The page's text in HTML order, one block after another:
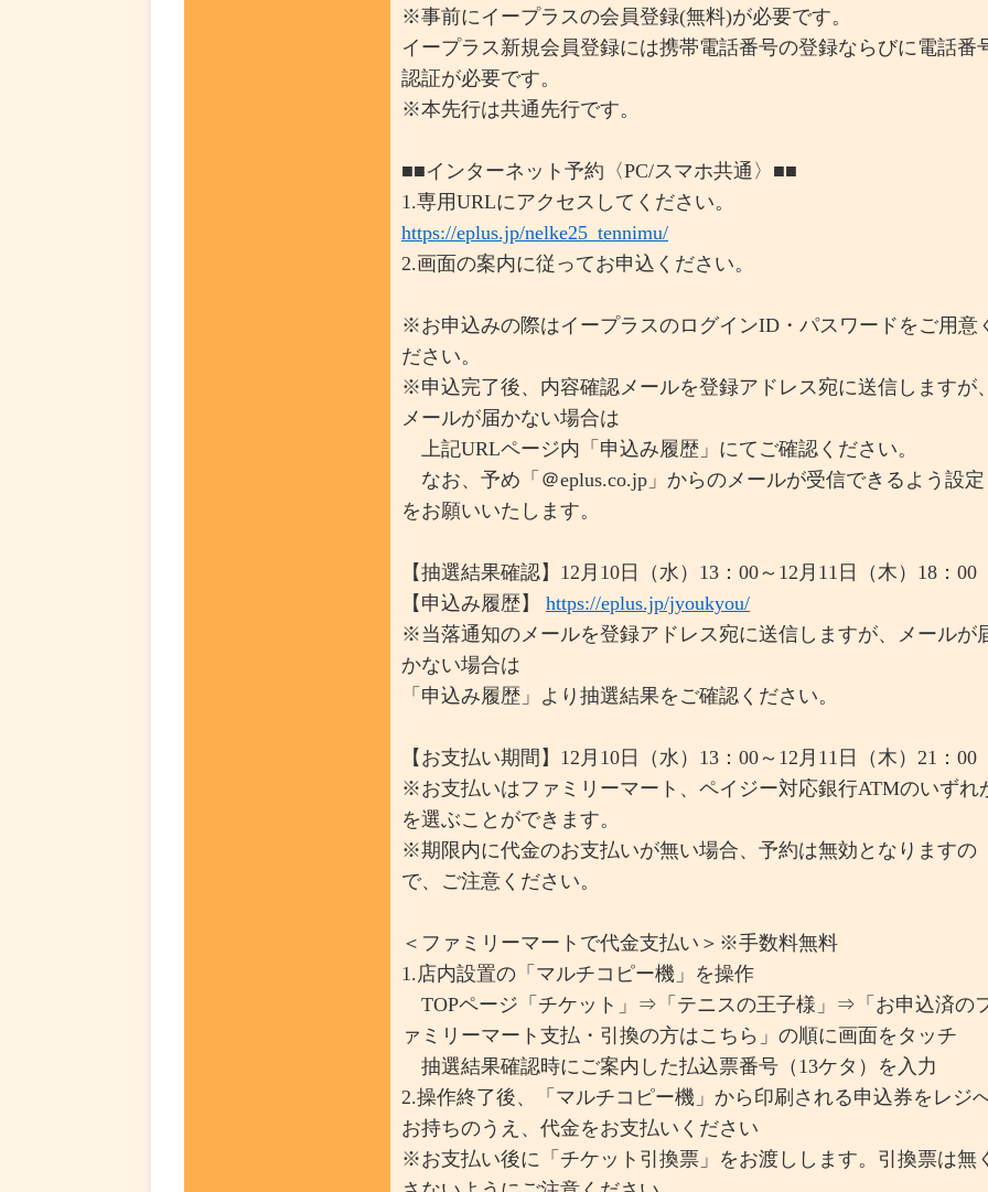
※事前にイープラスの会員登録(無料)が必要です。
イープラス新規会員登録には携帯電話番号の登録ならびに電話番
認証が必要です。
※本先行は共通先行です。
■■インターネット予約〈PC/スマホ共通〉■■
1.専用URLにアクセスしてください。
https://eplus.jp/nelke25_tennimu/
2.画面の案内に従ってお申込ください。
※お申込みの際はイープラスのログインID・パスワードをご用意
ださい。
※申込完了後、内容確認メールを登録アドレス宛に送信しますが
メールが届かない場合は
上記URLページ内「申込み履歴」にてご確認ください。
なお、予め「＠eplus.co.jp」からのメールが受信できるよう設定
をお願いいたします。
【抽選結果確認】12月10日（水）13：00～12月11日（木）18：00
【申込み履歴】 https://eplus.jp/jyoukyou/
※当落通知のメールを登録アドレス宛に送信しますが、メールが
かない場合は
「申込み履歴」より抽選結果をご確認ください。
【お支払い期間】12月10日（水）13：00～12月11日（木）21：00
※お支払いはファミリーマート、ペイジー対応銀行ATMのいずれ
を選ぶことができます。
※期限内に代金のお支払いが無い場合、予約は無効となりますの
で、ご注意ください。
＜ファミリーマートで代金支払い＞※手数料無料
1.店内設置の「マルチコピー機」を操作
TOPページ「チケット」⇒「テニスの王子様」⇒「お申込済の
ァミリーマート支払・引換の方はこちら」の順に画面をタッチ
抽選結果確認時にご案内した払込票番号（13ケタ）を入力
2.操作終了後、「マルチコピー機」から印刷される申込券をレジ
お持ちのうえ、代金をお支払いください
※お支払い後に「チケット引換票」をお渡しします。引換票は無